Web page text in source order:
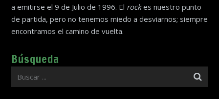
a emitirse el 9 de Julio de 1996. El rockes nuestro punto
de partida, pero no tenemos miedo a desviarnos; siempre
encontramos el camino de vuelta.
Búsqueda